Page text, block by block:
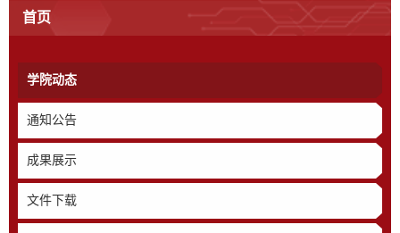
首页
学院动态
通知公告
成果展示
文件下载